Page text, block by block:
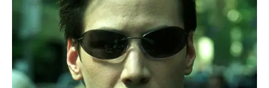
¡Deporte y bienestar!
Ibagué se prepara para la
jornada 'INDEPORTES al
barrio' en la comuna 8
IBAGUÉ